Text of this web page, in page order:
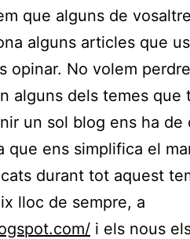
que alguns de
alguns articles que
opinar. No volem
alguns dels temes que
un sol blog ens ha de
que ens simplifica el
durant tot aquest
lloc de sempre, a
i els nous